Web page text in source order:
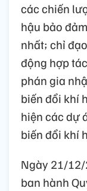
các chiến
hậu bảo
nhất; chỉ
động hợp
phán gia
biến đổi khí
hiện các dự
biến đổi khí
Ngày 21/
ban hành